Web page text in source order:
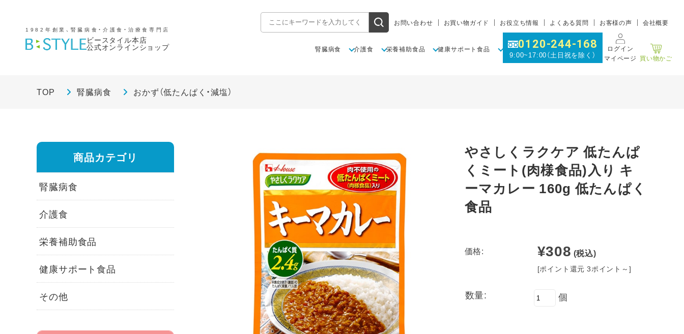
1982年創業、腎臓病食・介護食・治療食専門店
ビースタイル本店
公式オンラインショップ
お問い合わせ お買い物ガイド お役立ち情報 よくある質問 お客様の声 会社概要
腎臓病食 介護食 栄養補助食品 健康サポート食品 0120-244-168
9:00~17:00（土日祝を除く）
ログイン
マイページ 買い物かご
TOP 腎臓病食 おかず（低たんぱく・減塩）
やさしくラクケア 低たんぱ
くミート(肉様食品)入り キ
ーマカレー 160g 低たんぱく
食品
価格: ¥308 (税込)
[ポイント還元 3ポイント～]
数量: 個
商品カテゴリ
腎臓病食
介護食
栄養補助食品
健康サポート食品
その他